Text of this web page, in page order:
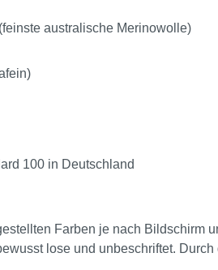
australische Merinowolle)
100 in Deutschland
Farben je nach
lose und unbeschriftet.